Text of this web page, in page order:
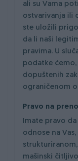
ali su Vama
ostvarivanja ili
ste uložili
da li naši
pravima. U
podatke
dopuštenih
ograničenom
Pravo na
Imate pravo
odnose na
mašinski